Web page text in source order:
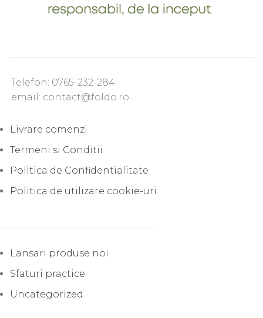
Telefon: 0765-232-284
email: contact@foldo.ro
Livrare comenzi
Termeni si Conditii
Politica de Confidentialitate
Politica de utilizare cookie-uri
Lansari produse noi
Sfaturi practice
Uncategorized